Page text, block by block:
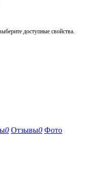
доступные свойства.
0 Отзывы0 Фото